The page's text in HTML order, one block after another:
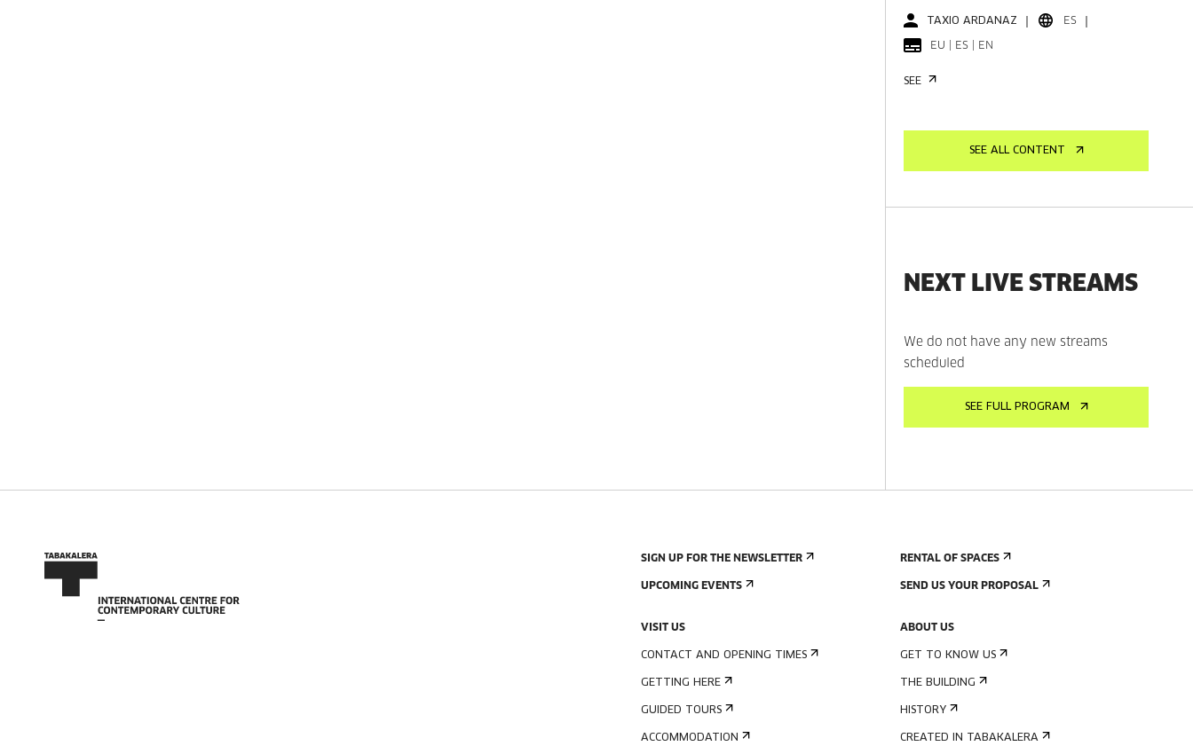
TAXIO ARDANAZ ES
EU | ES | EN
SEE
SEE ALL CONTENT
NEXT LIVE STREAMS
We do not have any new streams
scheduled
SEE FULL PROGRAM
SIGN UP FOR THE NEWSLETTER
UPCOMING EVENTS
VISIT US
CONTACT AND OPENING TIMES
GETTING HERE
GUIDED TOURS
ACCOMMODATION
RENTAL OF SPACES
SEND US YOUR PROPOSAL
ABOUT US
GET TO KNOW US
THE BUILDING
HISTORY
CREATED IN TABAKALERA